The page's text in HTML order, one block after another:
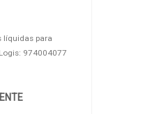
líquidas para
974004077